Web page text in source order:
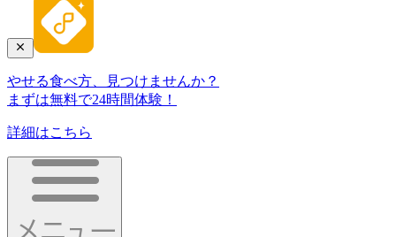
やせる食べ方、見つけませんか？
まずは無料で24時間体験！
詳細はこちら